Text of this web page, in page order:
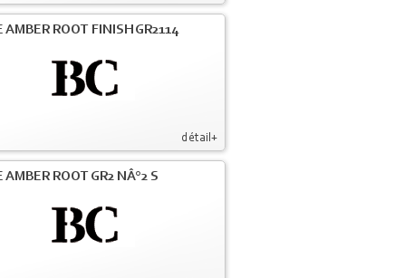
détail+
AMBER ROOT FINISH GR2114
AMBER ROOT GR2 NÂ°2 S